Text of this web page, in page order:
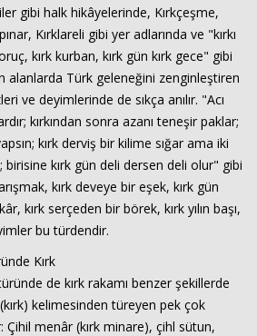
gibi halk hikâyelerinde, Kırkçeşme,
Kırklareli gibi yer adlarında ve "kırkı
kırk kurban, kırk gün kırk gece" gibi
alanlarda Türk geleneğini zenginleştiren
ve deyimlerinde de sıkça anılır. "Acı
kırkından sonra azanı teneşir paklar;
kırk derviş bir kilime sığar ama iki
birisine kırk gün deli dersen deli olur" gibi
kırk deveye bir eşek, kırk gün
kırk serçeden bir börek, kırk yılın başı,
bu türdendir.
Kırk
de kırk rakamı benzer şekillerde
(kırk) kelimesinden türeyen pek çok
Çihil menâr (kırk minare), çihl sütun,